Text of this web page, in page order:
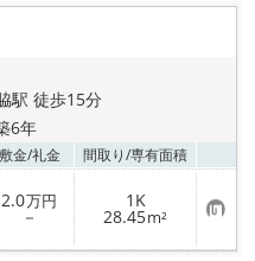
り
駅 徒歩15分
6年
敷金/礼金 間取り/専有面積
2.0万円
－
1K
28.45m² お
気
に